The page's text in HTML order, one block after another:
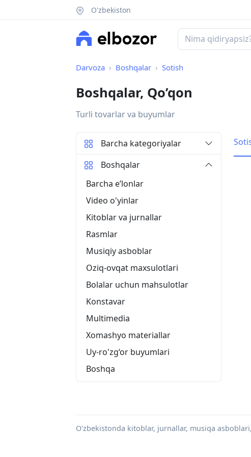
O'zbekiston
Darvoza Boshqalar Sotish
Boshqalar, Qo’qon
Turli tovarlar va buyumlar
Barcha kategoriyalar
Boshqalar
Barcha eʼlonlar
Video o'yinlar
Kitoblar va jurnallar
Rasmlar
Musiqiy asboblar
Oziq-ovqat maxsulotlari
Bolalar uchun mahsulotlar
Konstavar
Multimedia
Xomashyo materiallar
Uy-ro'zg‘or buyumlari
Boshqa
O'zbekistonda kitoblar, jurnallar, musiqa